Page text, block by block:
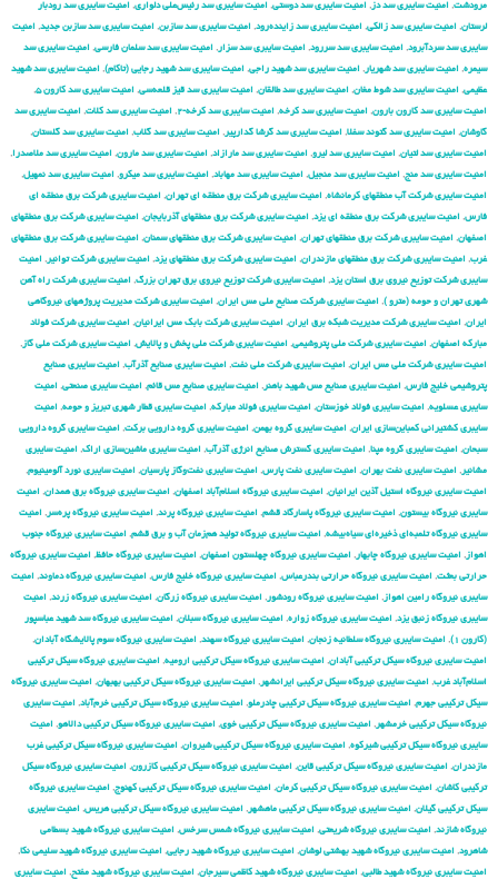
مرودشت, امنیت سایبری سد دز , امنیت سایبری سد دوستی, امنیت سایبری سد رئیس‌علی دلواری, امنیت سایبری سد رودبار
لرستان, امنیت سایبری سد زالکی, امنیت سایبری سد زاینده‌رود, امنیت سایبری سد سازبن, امنیت سایبری سد سازبن جدید, امنیت
سایبری سد سردآبرود, امنیت سایبری سد سررود, امنیت سایبری سد سزار , امنیت سایبری سد سلمان فارسی, امنیت سایبری سد
سیمره, امنیت سایبری سد شهریار , امنیت سایبری سد شهید راجی, امنیت سایبری سد شهید رجایی (تاکام), امنیت سایبری سد شهید
عظیمی, امنیت سایبری سد شوط مغان, امنیت سایبری سد طالقان, امنیت سایبری سد قیز قلعه‌سی, امنیت سایبری سد کارون ۵ ,
امنیت سایبری سد کارون بارون, امنیت سایبری سد کرخه, امنیت سایبری سد کرخه-۲ , امنیت سایبری سد کلات, امنیت سایبری سد
گاوشان, امنیت سایبری سد گتوند سفلا, امنیت سایبری سد گرشا گدارپیر , امنیت سایبری سد گلاب, امنیت سایبری سد گلستان,
امنیت سایبری سد لتیان, امنیت سایبری سد لیرو, امنیت سایبری سد مارازاد, امنیت سایبری سد مارون, امنیت سایبری سد ملاصدرا,
امنیت سایبری سد منج, امنیت سایبری سد منجیل, امنیت سایبری سد مهاباد, امنیت سایبری سد میکرو, امنیت سایبری سد نمهیل,
امنیت سایبری شركت آب منطقهای كرمانشاه, امنیت سایبری شركت برق منطقه ای تهران, امنیت سایبری شركت برق منطقه ای
فارس, امنیت سایبری شركت برق منطقه ای یزد, امنیت سایبری شركت برق منطقهای آذربایجان, امنیت سایبری شركت برق منطقهای
اصفهان, امنیت سایبری شركت برق منطقهای تهران, امنیت سایبری شركت برق منطقهای سمنان, امنیت سایبری شركت برق منطقهای
غرب, امنیت سایبری شركت برق منطقهای مازندران, امنیت سایبری شركت برق منطقهای یزد, امنیت سایبری شركت توانیر , امنیت
سایبری شركت توزیع نیروی برق استان یزد, امنیت سایبری شركت توزیع نیروی برق تهران بزرگ, امنیت سایبری شركت راه آهن
شهری تهران و حومه (مترو ), امنیت سایبری شركت صنایع ملی مس ایران, امنیت سایبری شركت مدیریت پروژههای نیروگاهی
ایران, امنیت سایبری شركت مدیریت شبكه برق ایران, امنیت سایبری شرکت بابک مس ایرانیان, امنیت سایبری شرکت فولاد
مبارکه اصفهان, امنیت سایبری شرکت ملی پتروشیمی, امنیت سایبری شرکت ملی پخش و پالایش, امنیت سایبری شرکت ملی گاز ,
امنیت سایبری شرکت ملی مس ایران, امنیت سایبری شرکت ملی نفت, امنیت سایبری صنایع آذرآب, امنیت سایبری صنایع
پتروشیمی خلیج فارس, امنیت سایبری صنایع مس شهید باهنر , امنیت سایبری صنایع مس قائم, امنیت سایبری صنعتی, امنیت
سایبری عسلویه, امنیت سایبری فولاد خوزستان, امنیت سایبری فولاد مبارکه, امنیت سایبری قطار شهری تبریز و حومه, امنیت
سایبری کشتیرانی کمباین‌سازی ایران, امنیت سایبری گروه بهمن, امنیت سایبری گروه دارویی برکت, امنیت سایبری گروه دارویی
سبحان, امنیت سایبری گروه مپنا, امنیت سایبری گسترش صنایع انرژی آذرآب, امنیت سایبری ماشین‌سازی اراک, امنیت سایبری
مشانیر , امنیت سایبری نفت بهران, امنیت سایبری نفت پارس, امنیت سایبری نفت‌وگاز پارسیان, امنیت سایبری نورد آلومینیوم,
امنیت سایبری نیروگاه استیل آذین ایرانیان, امنیت سایبری نیروگاه اسلام‌آباد اصفهان, امنیت سایبری نیروگاه برق همدان, امنیت
سایبری نیروگاه بیستون, امنیت سایبری نیروگاه پاسارگاد قشم, امنیت سایبری نیروگاه پرند, امنیت سایبری نیروگاه پره‌سر , امنیت
سایبری نیروگاه تلمبه‌ای ذخیره‌ای سیاه‌بیشه, امنیت سایبری نیروگاه تولید هم‌زمان آب و برق قشم, امنیت سایبری نیروگاه جنوب
اهواز , امنیت سایبری نیروگاه چابهار , امنیت سایبری نیروگاه چهلستون اصفهان, امنیت سایبری نیروگاه حافظ, امنیت سایبری نیروگاه
حرارتی بعثت, امنیت سایبری نیروگاه حرارتی بندرعباس, امنیت سایبری نیروگاه خلیج فارس, امنیت سایبری نیروگاه دماوند, امنیت
سایبری نیروگاه رامین اهواز , امنیت سایبری نیروگاه رودشور , امنیت سایبری نیروگاه زرگان, امنیت سایبری نیروگاه زرند, امنیت
سایبری نیروگاه زنبق یزد, امنیت سایبری نیروگاه زواره, امنیت سایبری نیروگاه سبلان, امنیت سایبری نیروگاه سد شهید عباسپور
(کارون ۱)
, امنیت سایبری نیروگاه سلطانیه زنجان, امنیت سایبری نیروگاه سهند, امنیت سایبری نیروگاه سوم پالایشگاه آبادان,
امنیت سایبری نیروگاه سیکل ترکیبی آبادان, امنیت سایبری نیروگاه سیکل ترکیبی ارومیه, امنیت سایبری نیروگاه سیکل ترکیبی
اسلام‌آباد غرب, امنیت سایبری نیروگاه سیکل ترکیبی ایرانشهر , امنیت سایبری نیروگاه سیکل ترکیبی بهبهان, امنیت سایبری نیروگاه
سیکل ترکیبی جهرم, امنیت سایبری نیروگاه سیکل ترکیبی چادرملو, امنیت سایبری نیروگاه سیکل ترکیبی خرم‌آباد, امنیت سایبری
نیروگاه سیکل ترکیبی خرمشهر , امنیت سایبری نیروگاه سیکل ترکیبی خوی, امنیت سایبری نیروگاه سیکل ترکیبی دالاهو, امنیت
سایبری نیروگاه سیکل ترکیبی شیرکوه, امنیت سایبری نیروگاه سیکل ترکیبی شیروان, امنیت سایبری نیروگاه سیکل ترکیبی غرب
مازندران, امنیت سایبری نیروگاه سیکل ترکیبی قاین, امنیت سایبری نیروگاه سیکل ترکیبی کازرون, امنیت سایبری نیروگاه سیکل
ترکیبی کاشان, امنیت سایبری نیروگاه سیکل ترکیبی کرمان, امنیت سایبری نیروگاه سیکل ترکیبی کهنوج, امنیت سایبری نیروگاه
سیکل ترکیبی گیلان, امنیت سایبری نیروگاه سیکل ترکیبی ماهشهر , امنیت سایبری نیروگاه سیکل ترکیبی هریس, امنیت سایبری
نیروگاه شازند, امنیت سایبری نیروگاه شریعتی, امنیت سایبری نیروگاه شمس سرخس, امنیت سایبری نیروگاه شهید بسطامی
شاهرود, امنیت سایبری نیروگاه شهید بهشتی لوشان, امنیت سایبری نیروگاه شهید رجایی, امنیت سایبری نیروگاه شهید سلیمی نکا,
امنیت سایبری نیروگاه شهید طالبی, امنیت سایبری نیروگاه شهید کاظمی سیرجان, امنیت سایبری نیروگاه شهید مفتح, امنیت سایبری